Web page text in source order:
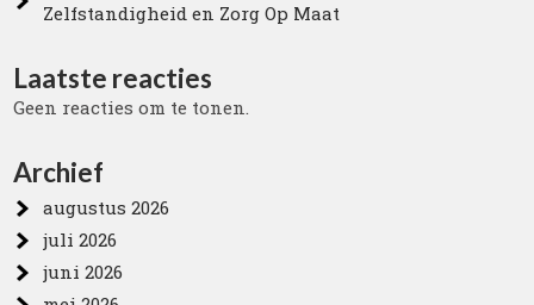
Zelfstandigheid en Zorg Op Maat
Laatste reacties
Geen reacties om te tonen.
Archief
augustus 2026
juli 2026
juni 2026